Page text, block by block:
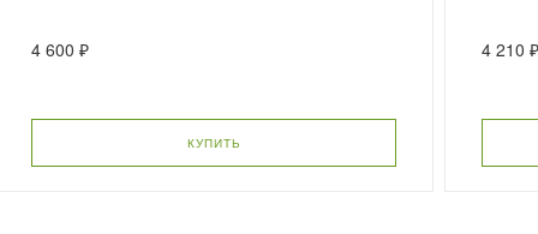
4 600 ₽
КУПИТЬ
4 210